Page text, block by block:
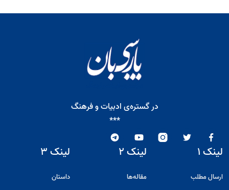
در گستره‌ی ادبیات و فرهنگ
***
لینک ۱
ارسال مطلب
لینک ۲
مقاله‌ها
لینک ۳
داستان